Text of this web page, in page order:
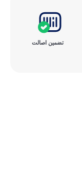
تضمین اصالت